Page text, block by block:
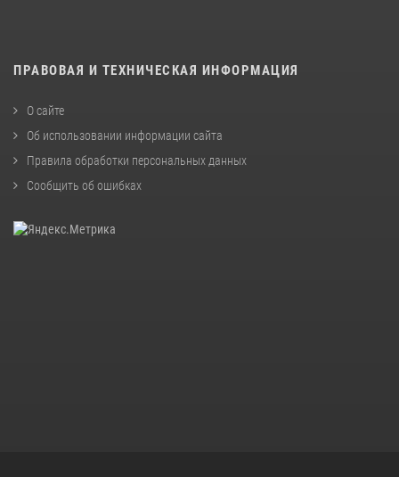
ПРАВОВАЯ И ТЕХНИЧЕСКАЯ ИНФОРМАЦИЯ
О сайте
Об использовании информации сайта
Правила обработки персональных данных
Сообщить об ошибках